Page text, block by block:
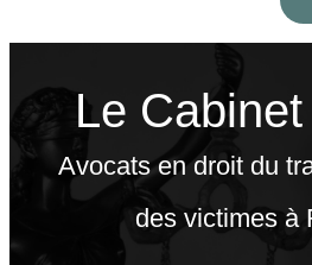
Le
Avocats en droit du
des victimes à